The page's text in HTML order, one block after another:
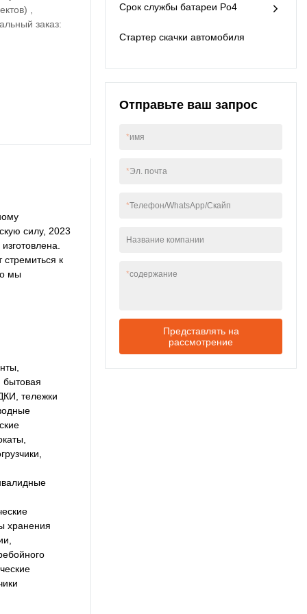
,
заказ:
силу, 2023
к
мы
бытовая
тележки
хранения
контейнеров для
продукт особенно
Срок службы батареи Po4
Стартер скачки автомобиля
Отправьте ваш запрос
*имя
*Эл. почта
*Телефон/WhatsApp/Скайп
Название компании
*содержание
Представлять на
рассмотрение